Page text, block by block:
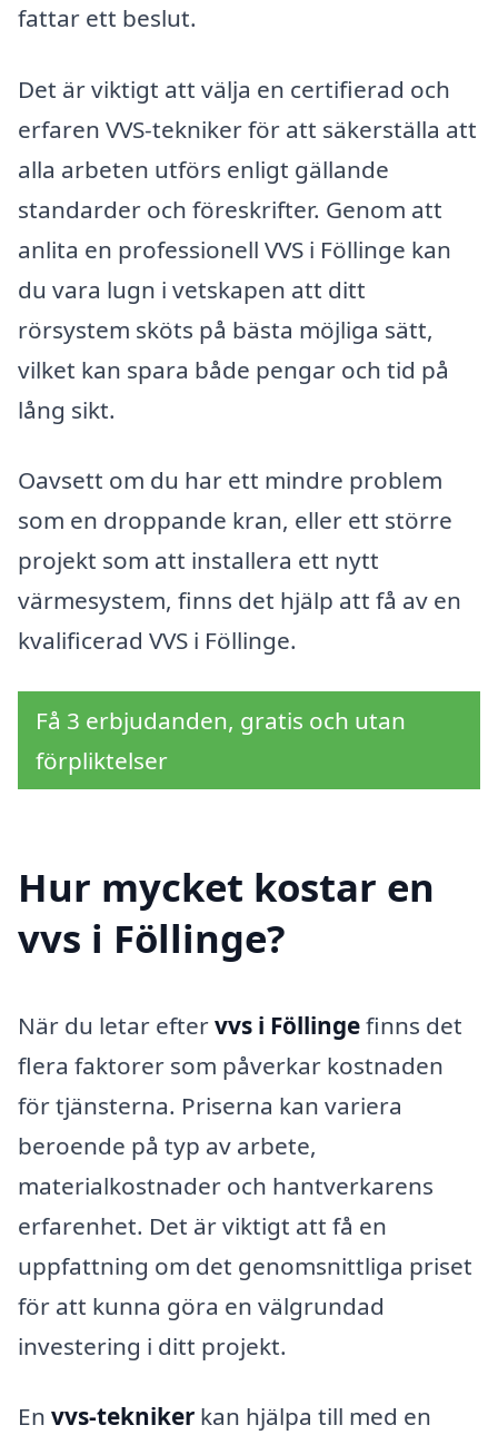
fattar ett beslut.
Det är viktigt att välja en certifierad och
erfaren VVS-tekniker för att säkerställa att
alla arbeten utförs enligt gällande
standarder och föreskrifter. Genom att
anlita en professionell VVS i Föllinge kan
du vara lugn i vetskapen att ditt
rörsystem sköts på bästa möjliga sätt,
vilket kan spara både pengar och tid på
lång sikt.
Oavsett om du har ett mindre problem
som en droppande kran, eller ett större
projekt som att installera ett nytt
värmesystem, finns det hjälp att få av en
kvalificerad VVS i Föllinge.
Få 3 erbjudanden, gratis och utan
förpliktelser
Hur mycket kostar en
vvs i Föllinge?
När du letar eftervvs i Föllingefinns det
flera faktorer som påverkar kostnaden
för tjänsterna. Priserna kan variera
beroende på typ av arbete,
materialkostnader och hantverkarens
erfarenhet. Det är viktigt att få en
uppfattning om det genomsnittliga priset
för att kunna göra en välgrundad
investering i ditt projekt.
En vvs-tekniker kan hjälpa till med en